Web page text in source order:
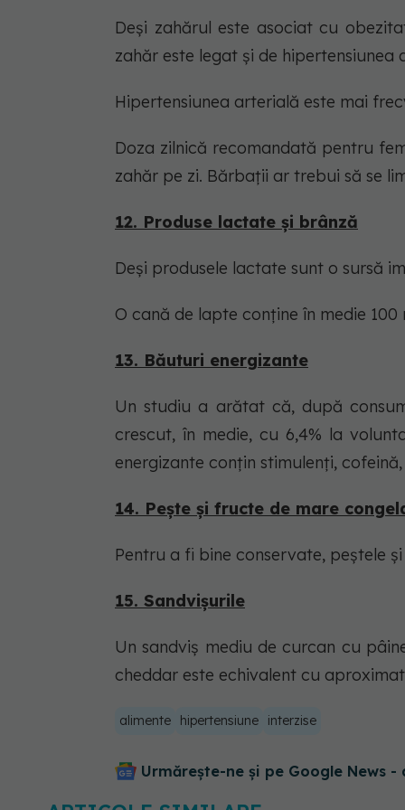
Deși zahărul este asociat cu
zahăr este legat și de hipertensiunea
Hipertensiunea arterială este mai
Doza zilnică recomandată pentru
zahăr pe zi. Bărbații ar trebui să se
12. Produse lactate și brânză
Deși produsele lactate sunt o sursă
O cană de lapte conține în medie 100
13. Băuturi energizante
Un studiu a arătat că, după
crescut, în medie, cu 6,4% la
energizante conțin stimulenți,
14. Pește și fructe de mare
Pentru a fi bine conservate, peștele
15. Sandvișurile
Un sandviș mediu de curcan cu
cheddar este echivalent cu
alimente hipertensiune interzise
Urmărește-ne și pe Google News -